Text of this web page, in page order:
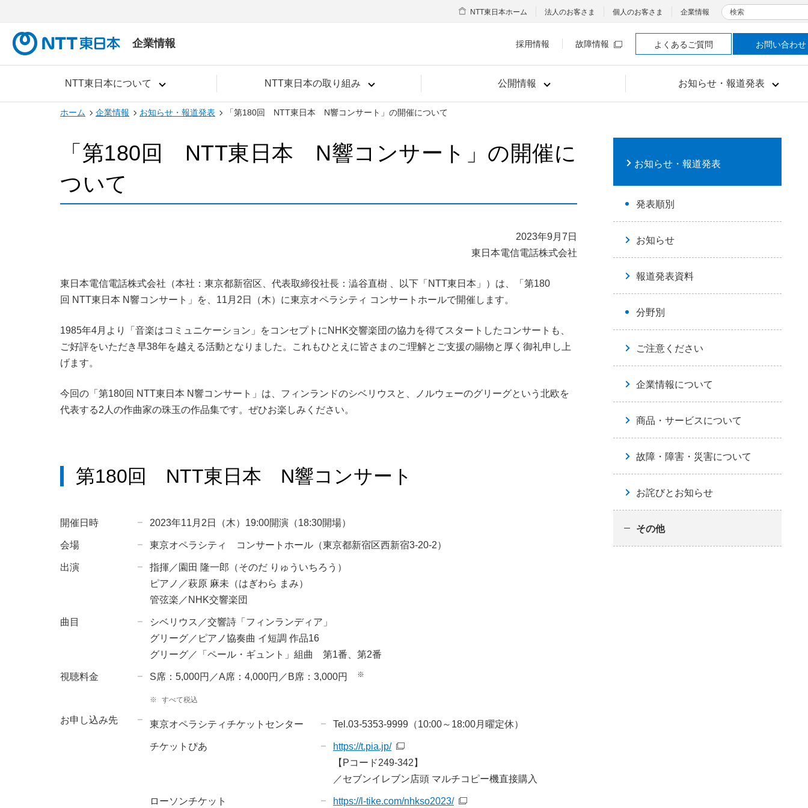
企業情報
NTT東日本について NTT東日本の取り組み 公開情報 お知らせ・報道発表
NTT東日本ホーム 法人のお客さま 個人のお客さま 企業情報 検索
採用情報 故障情報 よくあるご質問 お問い合わせ
ホーム 企業情報 お知らせ・報道発表 「第180回 NTT東日本 N響コンサート」の開催について
「第180回 NTT東日本 N響コンサート」の開催に
ついて
2023年9月7日
東日本電信電話株式会社
東日本電信電話株式会社（本社：東京都新宿区、代表取締役社長：澁谷直樹 、以下「NTT東日本」）は、「第180
回 NTT東日本 N響コンサート」を、11月2日（木）に東京オペラシティ コンサートホールで開催します。
1985年4月より「音楽はコミュニケーション」をコンセプトにNHK交響楽団の協力を得てスタートしたコンサートも、
ご好評をいただき早38年を越える活動となりました。これもひとえに皆さまのご理解とご支援の賜物と厚く御礼申し上
げます。
今回の「第180回 NTT東日本 N響コンサート」は、フィンランドのシベリウスと、ノルウェーのグリーグという北欧を
代表する2人の作曲家の珠玉の作品集です。ぜひお楽しみください。
第180回 NTT東日本 N響コンサート
開催日時 2023年11月2日（木）19:00開演（18:30開場）
会場 東京オペラシティ コンサートホール（東京都新宿区西新宿3-20-2）
出演
指揮／園田 隆一郎（そのだ りゅういちろう）
ピアノ／萩原 麻未（はぎわら まみ）
管弦楽／NHK交響楽団
曲目
シベリウス／交響詩「フィンランディア」
グリーグ／ピアノ協奏曲 イ短調 作品16
グリーグ／「ペール・ギュント」組曲 第1番、第2番
視聴料金 S席：5,000円／A席：4,000円／B席：3,000円 ※
※ すべて税込
お申し込み先 東京オペラシティチケットセンター Tel.03-5353-9999（10:00～18:00月曜定休）
チケットぴあ
https://t.pia.jp/
【Pコード249-342】
／セブンイレブン店頭 マルチコピー機直接購入
ローソンチケット
https://l-tike.com/nhkso2023/
お知らせ・報道発表
発表順別
お知らせ
報道発表資料
分野別
ご注意ください
企業情報について
商品・サービスについて
故障・障害・災害について
お詫びとお知らせ
その他